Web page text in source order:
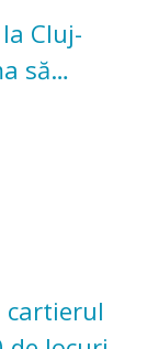
Cluj-
să
an
cartierul